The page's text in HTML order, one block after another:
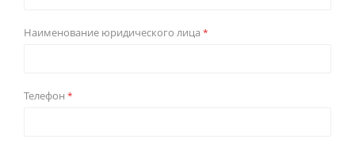
Наименование юридического лица *
Телефон *